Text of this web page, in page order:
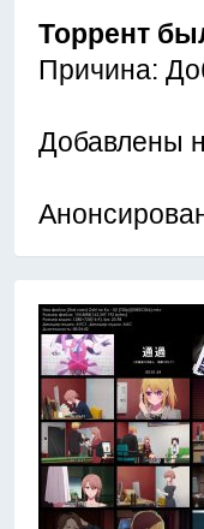
Торрент
Причина:
Добавлены